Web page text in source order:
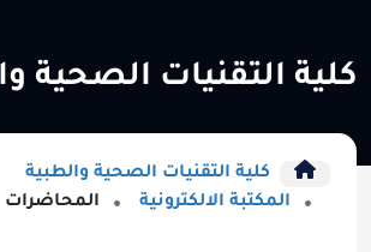
كلية التقنيات الصحية
كلية التقنيات الصحية والطبية
المكتبة الالكترونية
المحاضرات